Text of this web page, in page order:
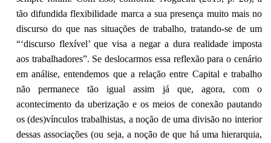
tão difundida flexibilidade marca a sua presença muito mais no
discurso do que nas situações de trabalho, tratando-se de um
“‘discurso flexível’ que visa a negar a dura realidade imposta
aos trabalhadores”. Se deslocarmos essa reflexão para o cenário
em análise, entendemos que a relação entre Capital e trabalho
não permanece tão igual assim já que, agora, com o
acontecimento da uberização e os meios de conexão pautando
os (des)vínculos trabalhistas, a noção de uma divisão no interior
dessas associações (ou seja, a noção de que há uma hierarquia,